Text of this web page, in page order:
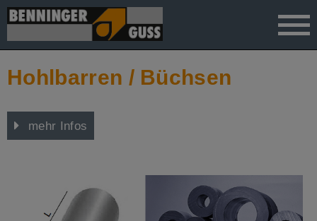
">
Hohlbarren / Büchsen
mehr Infos